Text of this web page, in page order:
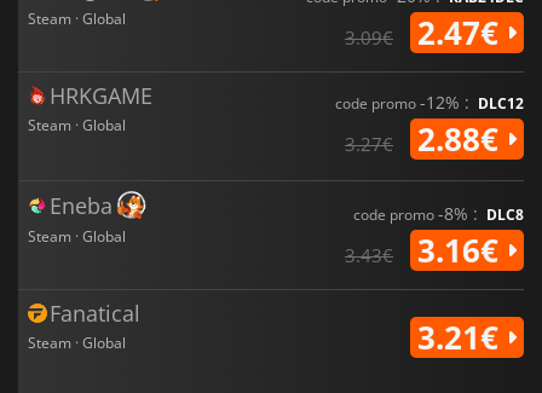
Steam · Global
3.09€ 2.47€
HRKGAME
Steam · Global
code promo-12% : DLC12
3.27€ 2.88€
Eneba
Steam · Global
code promo-8% : DLC8
3.43€ 3.16€
Fanatical
Steam · Global 3.21€